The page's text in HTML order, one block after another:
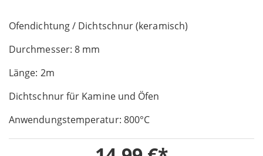
Ofendichtung / Dichtschnur (keramisch)
Durchmesser: 8 mm
Länge: 2m
Dichtschnur für Kamine und Öfen
Anwendungstemperatur: 800°C
gallery
to
beginning
the
images
gallery